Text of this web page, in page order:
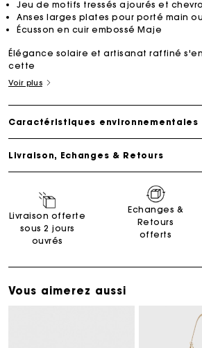
Jeu de motifs tressés ajourés et
Anses larges plates pour porté main
Écusson en cuir embossé Maje
Élégance solaire et artisanat raffiné
cette
Voir plus
Caractéristiques environnementales
Livraison, Echanges & Retours
Livraison offerte
sous 2 jours
ouvrés
Echanges &
Retours
offerts
Vous aimerez aussi